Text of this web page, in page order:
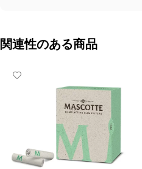
関連性のある商品